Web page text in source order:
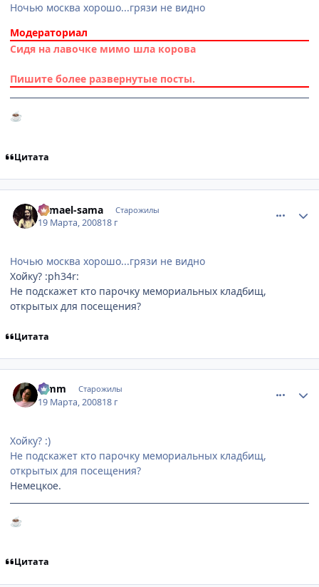
Ночью москва хорошо...грязи не видно
Модераториал
Сидя на лавочке мимо шла корова
Пишите более развернутые посты.
☕
Цитата
Samael-sama Старожилы
19 Марта, 200818 г
Ночью москва хорошо...грязи не видно
Хойку? :ph34r:
Не подскажет кто парочку мемориальных кладбищ,
открытых для посещения?
Цитата
Limm Старожилы
19 Марта, 200818 г
Хойку? :)
Не подскажет кто парочку мемориальных кладбищ,
открытых для посещения?
Немецкое.
☕
Цитата